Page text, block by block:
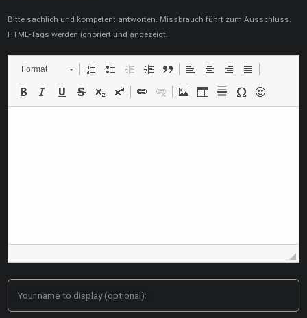
Bitte sachlich und kompetent antworten. Missbrauch führt zum Ausschluss.
HTML-Tags werden ignoriert und angezeigt.
Format
Your name to display (optional):